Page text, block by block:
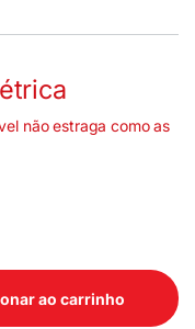
não estraga como as
ao carrinho